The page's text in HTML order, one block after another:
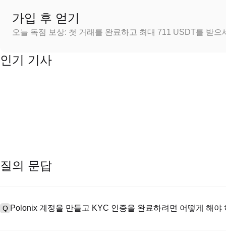
가입 후 얻기
오늘 독점 보상: 첫 거래를 완료하고 최대 711 USDT를 받으
인기 기사
질의 문답
Q Polonix 계정을 만들고 KYC 인증을 완료하려면 어떻게 해야